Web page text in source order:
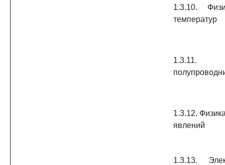
1.3.10.
температур
1.3.11.
1.3.12.
явлений
1.3.13.